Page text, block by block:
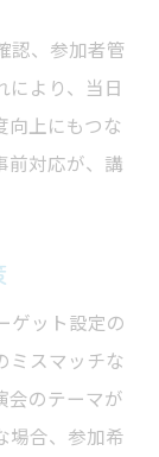
認、参加者管
により、当日
向上にもつな
前対応が、講
ゲット設定の
ミスマッチな
会のテーマが
場合、参加希